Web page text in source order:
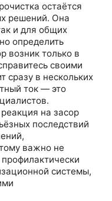
остаётся
решений. Она
и для общих
определить
возник только в
своими
сразу в нескольких
ток — это
на засор
последствий
важно не
системы,